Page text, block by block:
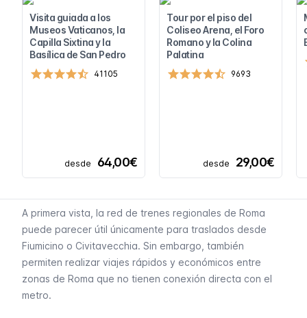
Visita guiada a los
Museos Vaticanos, la
Capilla Sixtina y la
Basílica de San Pedro
41105
desde 64,00€
Tour por el piso del
Coliseo Arena, el Foro
Romano y la Colina
Palatina
9693
desde 29,00€
A primera vista, la red de trenes regionales de Roma
puede parecer útil únicamente para traslados desde
Fiumicino o Civitavecchia. Sin embargo, también
permiten realizar viajes rápidos y económicos entre
zonas de Roma que no tienen conexión directa con el
metro.